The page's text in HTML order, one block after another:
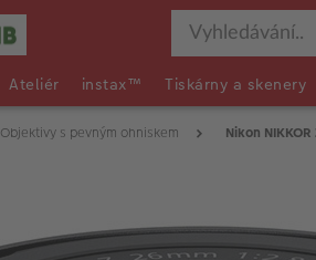
Ateliér instax™ Tiskárny a skenery
Objektivy s pevným ohniskem Nikon